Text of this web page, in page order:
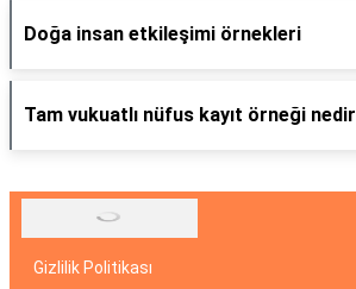
Doğa insan etkileşimi örnekleri
Tam vukuatlı nüfus kayıt örneği nedir
Gizlilik Politikası